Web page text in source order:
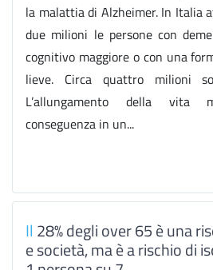
la malattia di Alzheimer. In Italia
due milioni le persone con
cognitivo maggiore o con una
lieve. Circa quattro milioni
L’allungamento della vita
conseguenza in un...
Il 28% degli over 65 è una
e società, ma è a rischio di